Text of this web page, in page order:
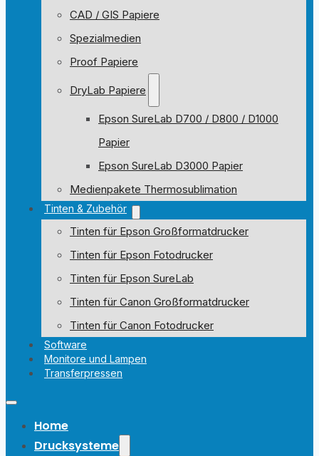
CAD / GIS Papiere
Spezialmedien
Proof Papiere
DryLab Papiere
Epson SureLab D700 / D800 / D1000
Papier
Epson SureLab D3000 Papier
Medienpakete Thermosublimation
Tinten & Zubehör
Tinten für Epson Großformatdrucker
Tinten für Epson Fotodrucker
Tinten für Epson SureLab
Tinten für Canon Großformatdrucker
Tinten für Canon Fotodrucker
Software
Monitore und Lampen
Transferpressen
Home
Drucksysteme